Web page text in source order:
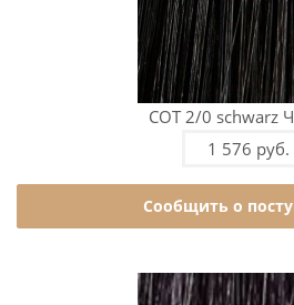
COT 2/0 schwarz
1 576 руб.
Сообщить о